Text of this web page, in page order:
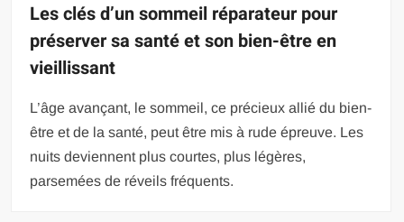
Les clés d’un sommeil réparateur pour
préserver sa santé et son bien-être en
vieillissant
L’âge avançant, le sommeil, ce précieux allié du bien-
être et de la santé, peut être mis à rude épreuve. Les
nuits deviennent plus courtes, plus légères,
parsemées de réveils fréquents.